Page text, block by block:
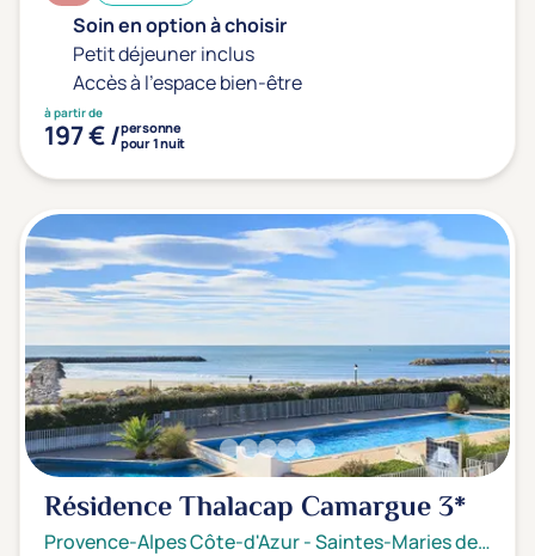
Soin en option à choisir
Petit déjeuner inclus
Accès à l'espace bien-être
à partir de
197 € /personne
pour 1 nuit
Résidence Thalacap Camargue3*
Provence-Alpes Côte-d'Azur-Saintes-Maries de la mer